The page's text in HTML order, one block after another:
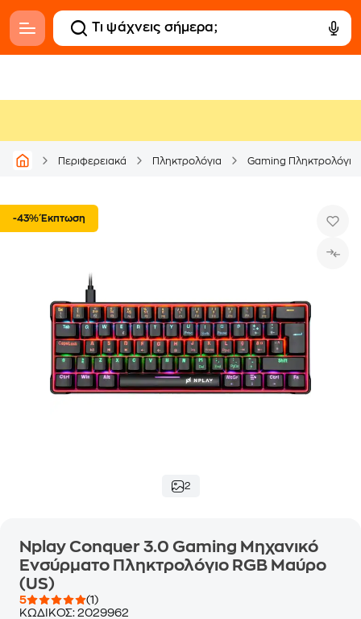
Περιφερειακά Πληκτρολόγια Gaming Πληκτρολόγια
-43% Έκπτωση
2
Nplay Conquer 3.0 Gaming Μηχανικό
Ενσύρματο Πληκτρολόγιο RGB Μαύρο
(US)
5
(1)
ΚΩΔΙΚΟΣ: 2029962